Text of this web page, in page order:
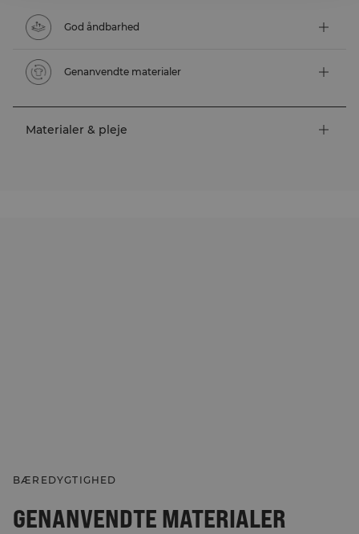
God åndbarhed
Genanvendte materialer
Materialer & pleje
BÆREDYGTIGHED
GENANVENDTE MATERIALER